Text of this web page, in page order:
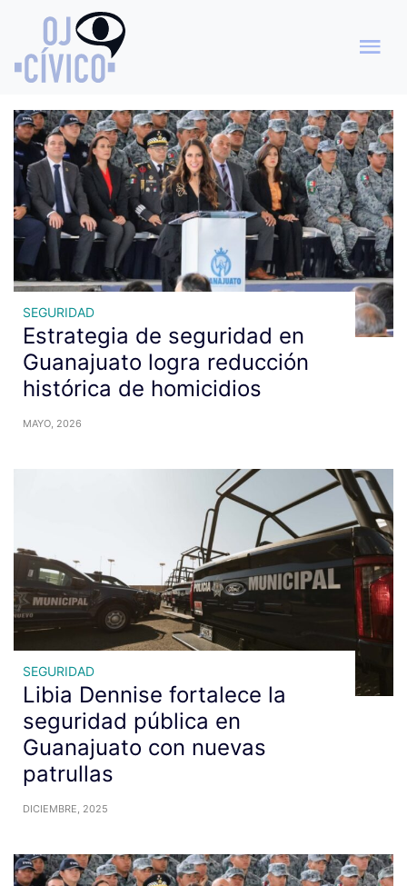
Archivo de etiquetas:
estrategia CONFÍA
SEGURIDAD
Estrategia de seguridad en
Guanajuato logra reducción
histórica de homicidios
MAYO, 2026
SEGURIDAD
Libia Dennise fortalece la
seguridad pública en
Guanajuato con nuevas
patrullas
DICIEMBRE, 2025